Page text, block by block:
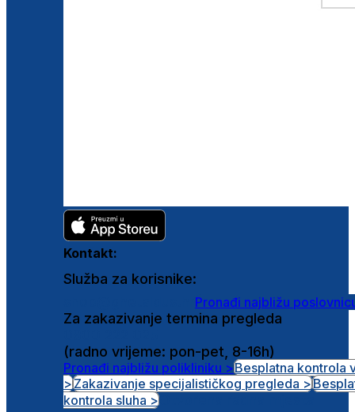
Kontakt:
Služba za korisnike:
Pronađi najbližu
Za zakazivanje termina pregleda
(radno vrijeme: pon-pet, 8-16h)
Pronađi najbližu polikliniku >Besplatna kontrola
>Zakazivanje specijalističkog pregleda >
kontrola sluha >